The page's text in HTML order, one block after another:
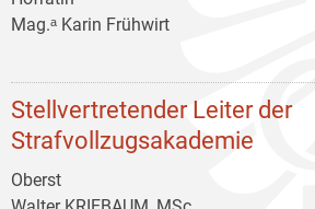
Mag.ᵃ Karin Frühwirt
Stellvertretender Leiter der
Strafvollzugsakademie
Oberst